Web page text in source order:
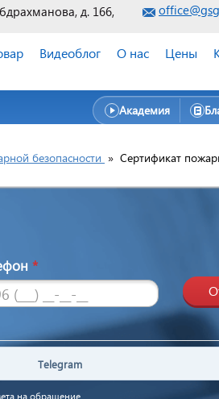
д. 166,
Видеоблог О нас Цены
Академия
безопасности » Сертификат
*
Telegram
на обращение